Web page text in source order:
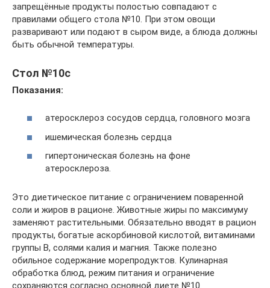
запрещённые продукты полостью совпадают с
правилами общего стола №10. При этом овощи
разваривают или подают в сыром виде, а блюда должны
быть обычной температуры.
Стол №10с
Показания:
атеросклероз сосудов сердца, головного мозга
ишемическая болезнь сердца
гипертоническая болезнь на фоне
атеросклероза.
Это диетическое питание с ограничением поваренной
соли и жиров в рационе. Животные жиры по максимуму
заменяют растительными. Обязательно вводят в рацион
продукты, богатые аскорбиновой кислотой, витаминами
группы В, солями калия и магния. Также полезно
обильное содержание морепродуктов. Кулинарная
обработка блюд, режим питания и ограничение
сохраняются согласно основной диете №10.